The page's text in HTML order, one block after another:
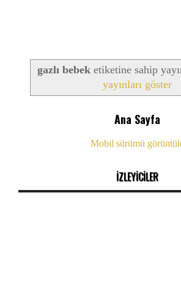
gazlı bebek etiketine sahip
yayınları göster
Ana Sayfa
Mobil sürümü
İZLEYİCİLER